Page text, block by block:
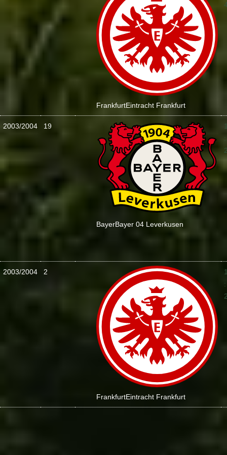
FrankfurtEintracht Frankfurt
2003/2004 19
BayerBayer 04 Leverkusen
:
2003/2004 2
FrankfurtEintracht Frankfurt
: